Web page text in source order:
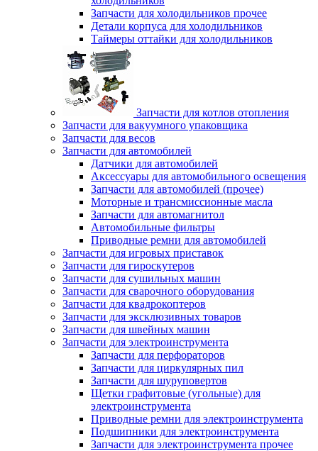
Запчасти для холодильников прочее
Детали корпуса для холодильников
Таймеры оттайки для холодильников
Запчасти для котлов отопления
Запчасти для вакуумного упаковщика
Запчасти для весов
Запчасти для автомобилей
Датчики для автомобилей
Аксессуары для автомобильного освещения
Запчасти для автомобилей (прочее)
Моторные и трансмиссионные масла
Запчасти для автомагнитол
Автомобильные фильтры
Приводные ремни для автомобилей
Запчасти для игровых приставок
Запчасти для гироскутеров
Запчасти для сушильных машин
Запчасти для сварочного оборудования
Запчасти для квадрокоптеров
Запчасти для эксклюзивных товаров
Запчасти для швейных машин
Запчасти для электроинструмента
Запчасти для перфораторов
Запчасти для циркулярных пил
Запчасти для шуруповертов
Щетки графитовые (угольные) для
электроинструмента
Приводные ремни для электроинструмента
Подшипники для электроинструмента
Запчасти для электроинструмента прочее